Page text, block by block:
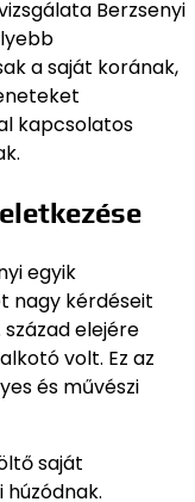
Berzsenyi
a saját korának,
kapcsolatos
egyik
nagy kérdéseit
elejére
volt. Ez az
és művészi
saját